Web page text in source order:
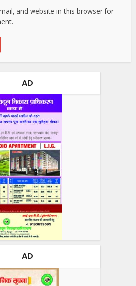
and website in this browser for
AD
AD